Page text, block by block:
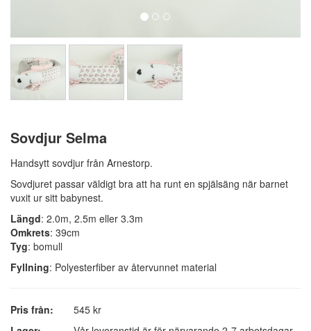
Sovdjur Selma
Handsytt sovdjur från Arnestorp.
Sovdjuret passar väldigt bra att ha runt en spjälsäng när barnet
vuxit ur sitt babynest.
Längd: 2.0m, 2.5m eller 3.3m
Omkrets: 39cm
Tyg: bomull
Fyllning: Polyesterfiber av återvunnet material
Pris från:
545 kr